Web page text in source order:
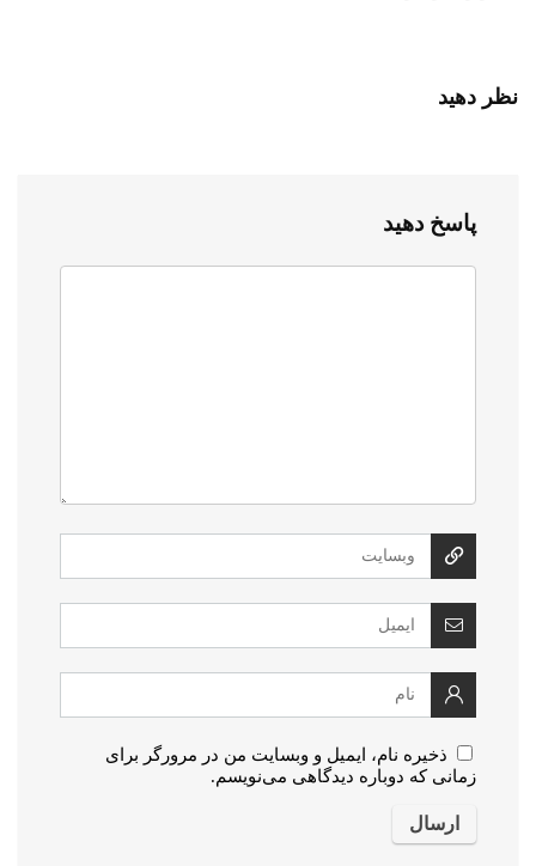
نظر دهید
پاسخ دهید
ذخیره نام، ایمیل و وبسایت من در مرورگر برای
زمانی که دوباره دیدگاهی می‌نویسم.